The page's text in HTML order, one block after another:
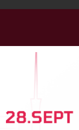
Paulino Miguelez